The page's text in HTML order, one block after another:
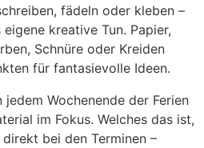
fädeln oder kleben –
kreative Tun. Papier,
Schnüre oder Kreiden
für fantasievolle Ideen.
jedem Wochenende der Ferien
im Fokus. Welches das ist,
bei den Terminen –